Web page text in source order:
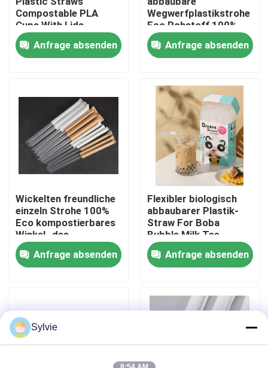
Haus
Produkte
Über uns
Fabrik-Ausflug
Qualitätskontrolle
Treten Sie mit uns in Verbindung
Nachrichten
PET-Folie
Compostable PLA
Cups With Lids
Anfrage absenden
Wegwerfplastikstrohe
Eco Rohstoff 100%
Winkels des
Leistungshebels
Anfrage absenden
Wickelten freundliche
einzeln Strohe 100%
Eco kompostierbares
Winkel- des
Leistungshebelskaltes
und heißes Trinken ein
Anfrage absenden
Flexibler biologisch
abbaubarer Plastik-
Straw For Boba
Bubble Milk Tee
Winkels des
Leistungshebels
Anfrage absenden
Sylvie